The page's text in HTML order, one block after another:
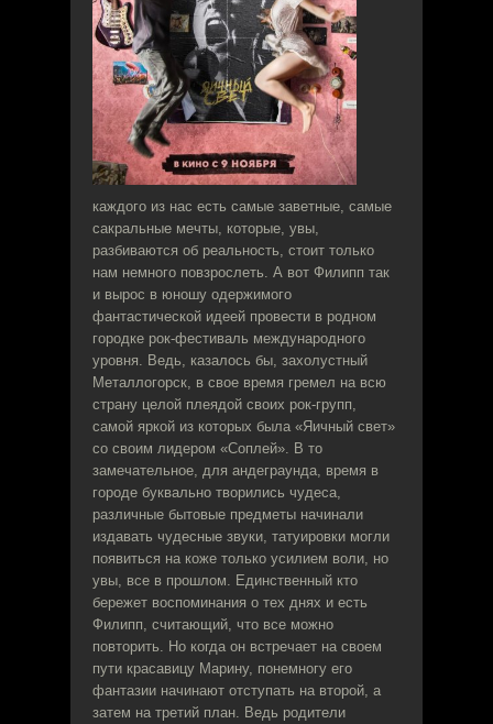
каждого из нас есть самые заветные, самые
сакральные мечты, которые, увы,
разбиваются об реальность, стоит только
нам немного повзрослеть. А вот Филипп так
и вырос в юношу одержимого
фантастической идеей провести в родном
городке рок-фестиваль международного
уровня. Ведь, казалось бы, захолустный
Металлогорск, в свое время гремел на всю
страну целой плеядой своих рок-групп,
самой яркой из которых была «Яичный свет»
со своим лидером «Соплей». В то
замечательное, для андеграунда, время в
городе буквально творились чудеса,
различные бытовые предметы начинали
издавать чудесные звуки, татуировки могли
появиться на коже только усилием воли, но
увы, все в прошлом. Единственный кто
бережет воспоминания о тех днях и есть
Филипп, считающий, что все можно
повторить. Но когда он встречает на своем
пути красавицу Марину, понемногу его
фантазии начинают отступать на второй, а
затем на третий план. Ведь родители